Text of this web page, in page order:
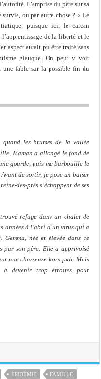
L’emprise du père sur sa
ou par autre chose ? « Le
puisque ici, le carcan
de la liberté et le
aspect aurait pu être traité sans
glauque. On peut y voir
une fable sur la possible fin du
les brumes de la vallée
Maman a allongé le fond de
gourde, puis me barbouille le
de sortir, je pose un baiser
des-prés s’échappent de ses
refuge dans un chalet de
années à l’abri d’un virus qui a
née et élevée dans ce
par son père. Elle a apprivoisé
une chasseuse hors pair. Mais
à devenir trop étroites pour
ÉPIDÉMIE
FAMILLE